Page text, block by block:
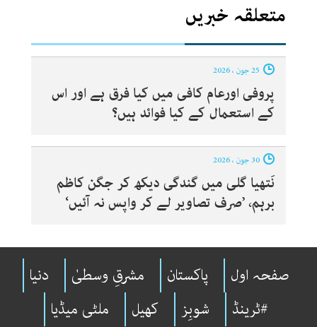
متعلقہ خبریں
پروفی اورعام کافی میں کیا فرق ہے اور اس
کے استعمال کے کیا فوائد ہیں؟
نَتھیا گلی میں گندگی دیکھ کر جگن کاظم
برہم، ’صرف تصاویر لے کر واپس نہ آئیں‘
صفحہ اول پاکستان مشرقِ وسطیٰ
دنیا
#ٹرینڈ
شوبِز کھیل ملٹی میڈیا